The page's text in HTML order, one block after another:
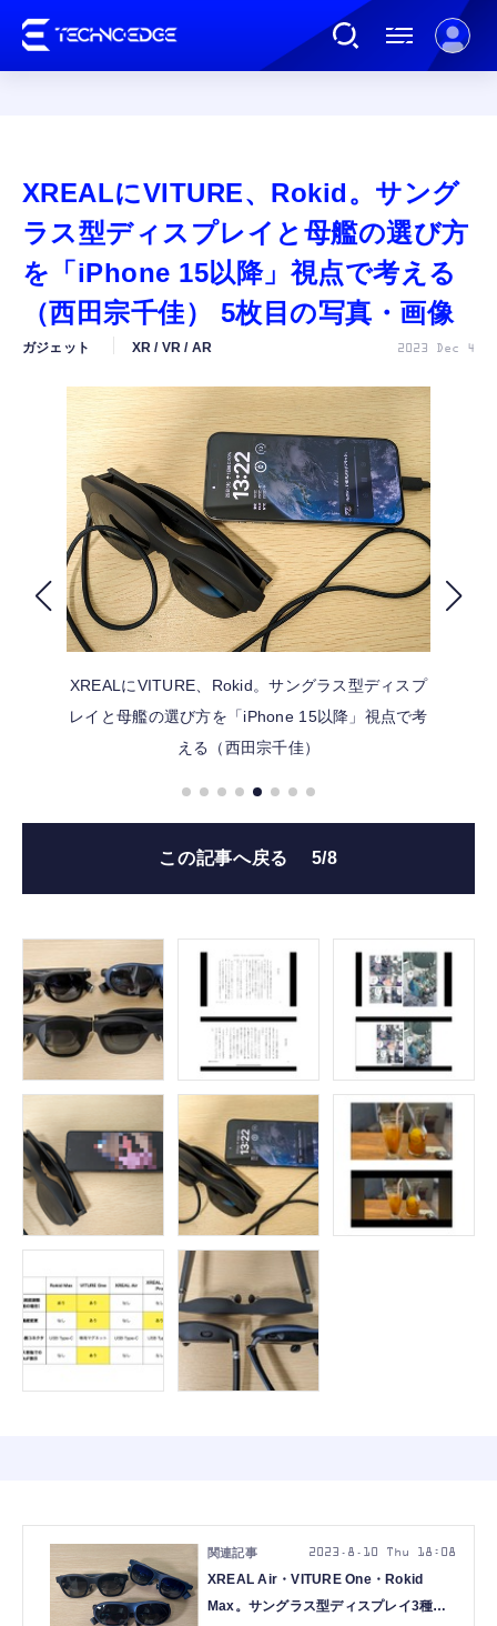
ガジェット
カルチャー
公式ストア
FOLLOW US
XREALにVITURE、Rokid。サング
ラス型ディスプレイと母艦の選び方
を「iPhone 15以降」視点で考える
（西田宗千佳） 5枚目の写真・画像
ガジェット XR / VR / AR 2023 Dec 4
XREALにVITURE、Rokid。サングラス型ディスプ
レイと母艦の選び方を「iPhone 15以降」視点で考
える（西田宗千佳）
この記事へ戻る 5/8
XREAL Air・VITURE One・Rokid
Max。サングラス型ディスプレイ3種を
2023.8.10 Thu 18:08